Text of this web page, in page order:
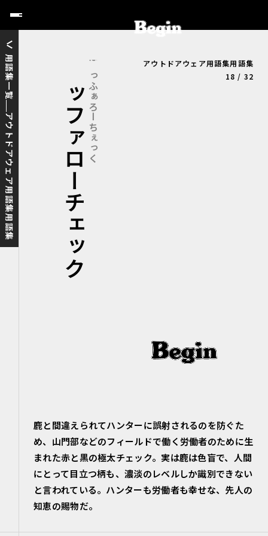
用語集一覧
アウトドアウェア用語集用語集 バッファローチェックばっふぁろーちぇっく
アウトドアウェア用語集用語集
18 / 32
鹿と間違えられてハンターに誤射されるのを防ぐた
め、山門部などのフィールドで働く労働者のために生
まれた赤と黒の極太チェック。実は鹿は色盲で、人間
にとって目立つ柄も、濃淡のレベルしか識別できない
と言われている。ハンターも労働者も幸せな、先人の
知恵の賜物だ。